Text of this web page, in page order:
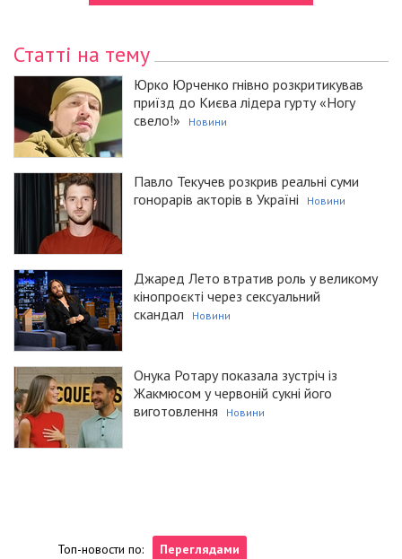
Статті на тему
Юрко Юрченко гнівно розкритикував
приїзд до Києва лідера гурту «Ногу
свело!»
Новини
Павло Текучев розкрив реальні суми
гонорарів акторів в Україні
Новини
Джаред Лето втратив роль у великому
кінопроєкті через сексуальний
скандал
Новини
Онука Ротару показала зустріч із
Жакмюсом у червоній сукні його
виготовлення
Новини
Топ-новости по: Переглядами